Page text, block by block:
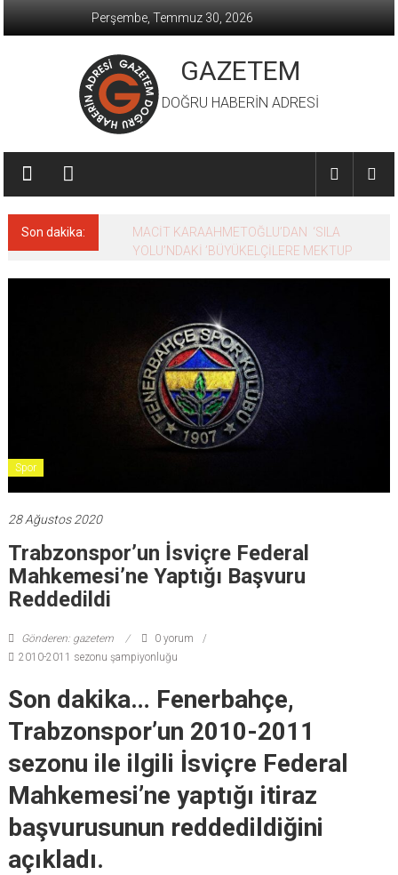
Perşembe, Temmuz 30, 2026
GAZETEM
DOĞRU HABERİN ADRESİ
Son dakika:
MACİT KARAAHMETOĞLU’DAN ‘SILA
YOLU’NDAKİ ’BÜYÜKELÇİLERE MEKTUP
Spor
28 Ağustos 2020
Trabzonspor’un İsviçre Federal
Mahkemesi’ne Yaptığı Başvuru
Reddedildi
Gönderen: gazetem
0 yorum
2010-2011 sezonu şampiyonluğu
Son dakika… Fenerbahçe,
Trabzonspor’un 2010-2011
sezonu ile ilgili İsviçre Federal
Mahkemesi’ne yaptığı itiraz
başvurusunun reddedildiğini
açıkladı.